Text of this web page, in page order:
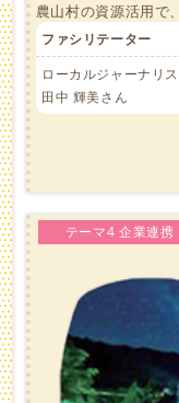
農山村の資源活用で
ファシリテーター
ローカルジャーナリス
田中 輝美さん
テーマ4 企業連携